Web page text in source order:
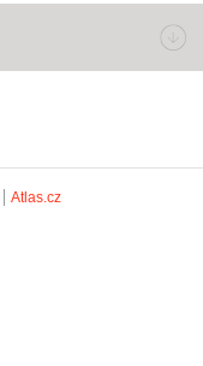
Atlas.cz